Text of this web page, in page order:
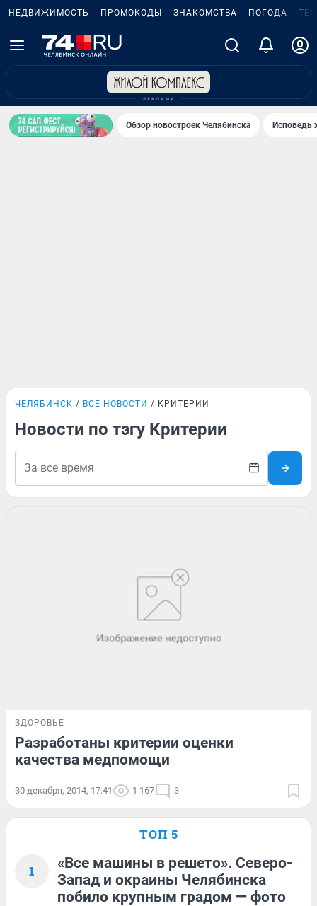
НЕДВИЖИМОСТЬ ПРОМОКОДЫ ЗНАКОМСТВА ПОГОДА
Обзор новостроек Челябинска Исповедь
ЧЕЛЯБИНСК ВСЕ НОВОСТИ КРИТЕРИИ
Новости по тэгу Критерии
ЗДОРОВЬЕ
Разработаны критерии оценки
качества медпомощи
30 декабря, 2014, 17:41 1 167 3
ТОП 5
1
«Все машины в решето». Северо-
Запад и окраины Челябинска
побило крупным градом — фото